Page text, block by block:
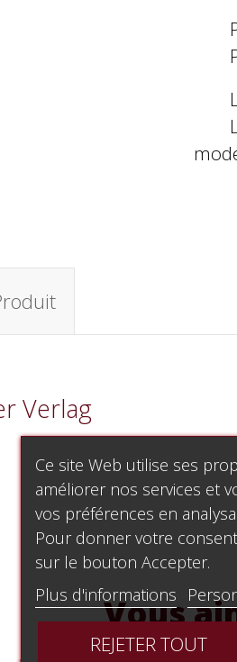
Verlag
Vous
Ce site Web utilise ses
améliorer nos services et
vos préférences en
Pour donner votre
sur le bouton Accepter.
Plus d'informations
REJETER TOUT